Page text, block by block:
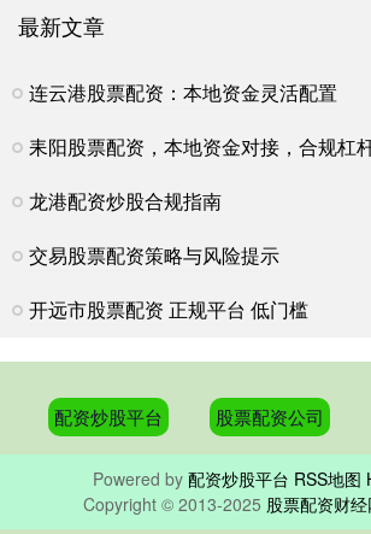
最新文章
连云港股票配资：本地资金灵活配置
耒阳股票配资，本地资金对接，合规杠
龙港配资炒股合规指南
交易股票配资策略与风险提示
开远市股票配资 正规平台 低门槛
配资炒股平台 股票配资公司
Powered by 配资炒股平台 RSS地图
Copyright © 2013-2025 股票配资财经